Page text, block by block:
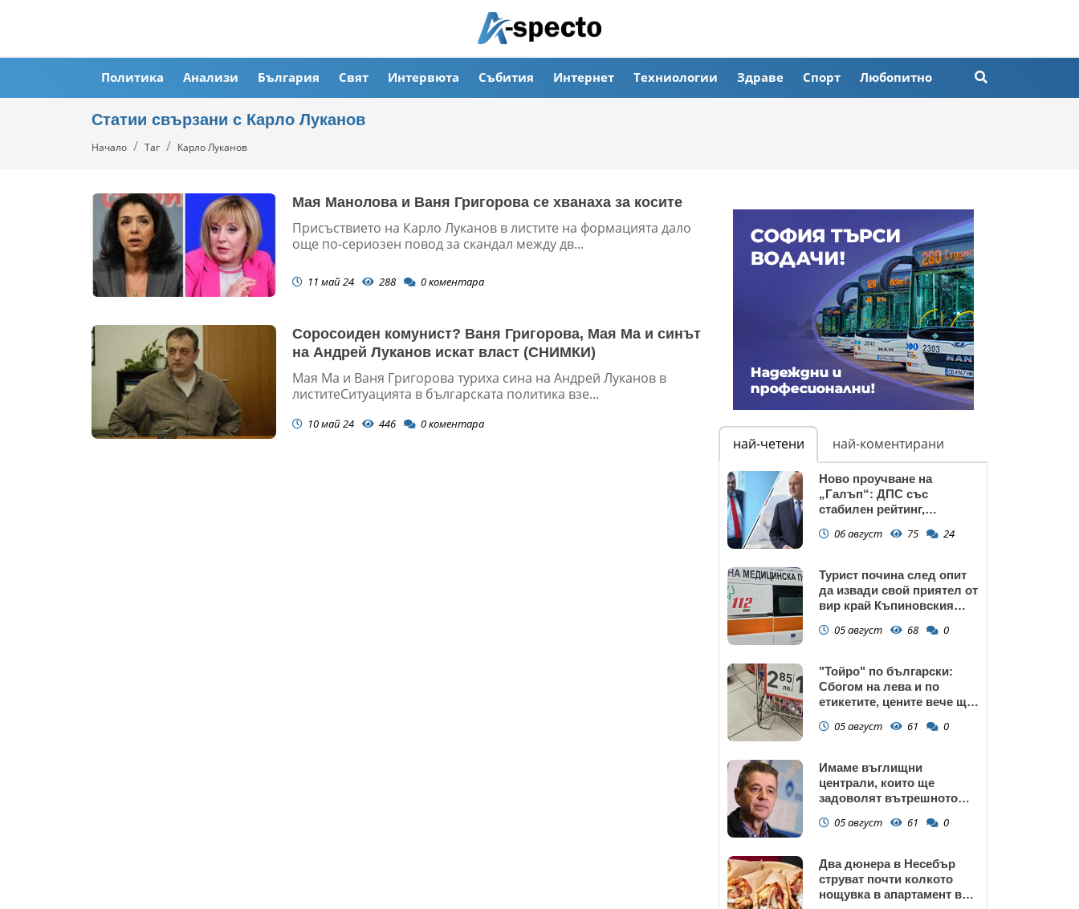
Политика Анализи България Свят Интервюта Събития Интернет Техниологии Здраве Спорт Любопитно
Статии свързани с Карло Луканов
Начало Таг Карло Луканов
Мая Манолова и Ваня Григорова се хванаха за косите
Присъствието на Карло Луканов в листите на формацията дало
още по-сериозен повод за скандал между дв...
11 май 24 288 0коментара
Соросоиден комунист? Ваня Григорова, Мая Ма и синът
на Андрей Луканов искат власт (СНИМКИ)
Мая Ма и Ваня Григорова туриха сина на Андрей Луканов в
листитеСитуацията в българската политика взе...
10 май 24 446 0коментара
най-четени най-коментирани
Ново проучване на
„Галъп“: ДПС със
стабилен рейтинг,
запазва
06 август 75 24
Турист почина след опит
да извади свой приятел от
вир край Къпиновския
05 август 68 0
"Тойро" по български:
Сбогом на лева и по
етикетите, цените вече ще
05 август 61 0
Имаме въглищни
централи, които ще
задоволят вътрешното
05 август 61 0
Два дюнера в Несебър
струват почти колкото
нощувка в апартамент в